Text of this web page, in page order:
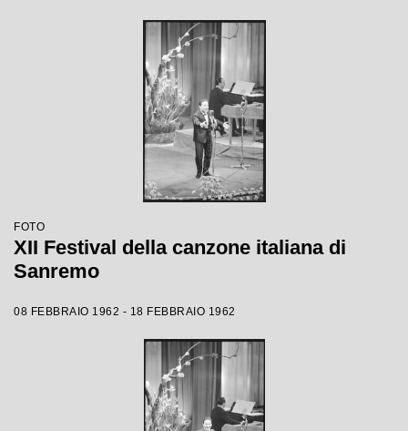
FOTO
XII Festival della canzone italiana di
Sanremo
08 FEBBRAIO 1962 - 18 FEBBRAIO 1962